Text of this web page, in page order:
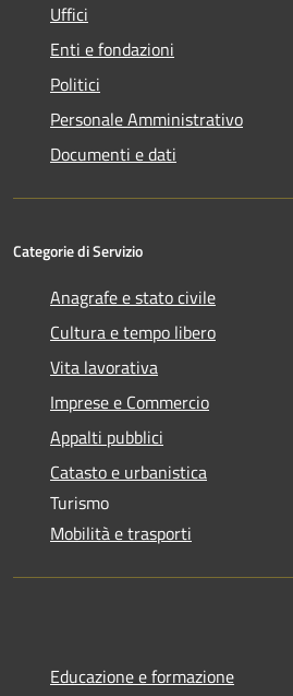
Uffici
Enti e fondazioni
Politici
Personale Amministrativo
Documenti e dati
Categorie di Servizio
Anagrafe e stato civile
Cultura e tempo libero
Vita lavorativa
Imprese e Commercio
Appalti pubblici
Catasto e urbanistica
Turismo
Mobilità e trasporti
Educazione e formazione